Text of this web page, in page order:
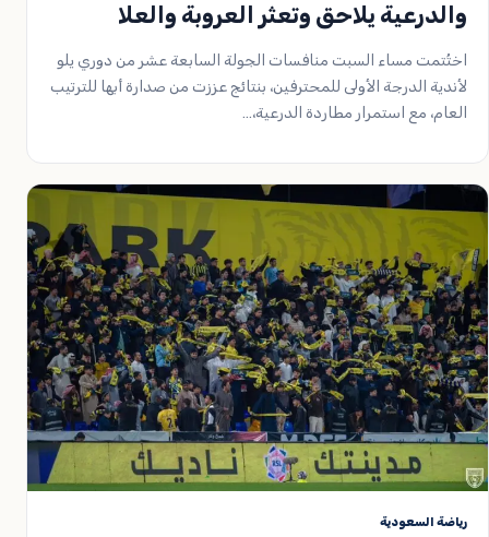
والدرعية يلاحق وتعثر العروبة والعلا
اختُتمت مساء السبت منافسات الجولة السابعة عشر من دوري يلو
لأندية الدرجة الأولى للمحترفين، بنتائج عززت من صدارة أبها للترتيب
العام، مع استمرار مطاردة الدرعية،…
رياضة السعودية